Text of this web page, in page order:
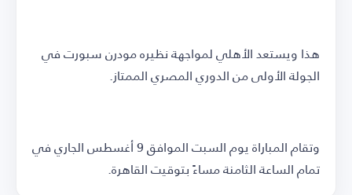
هذا ويستعد الأهلي لمواجهة نظيره مودرن سبورت في
الجولة الأولى من الدوري المصري الممتاز.
وتقام المباراة يوم السبت الموافق 9 أغسطس الجاري في
تمام الساعة الثامنة مساءً بتوقيت القاهرة.